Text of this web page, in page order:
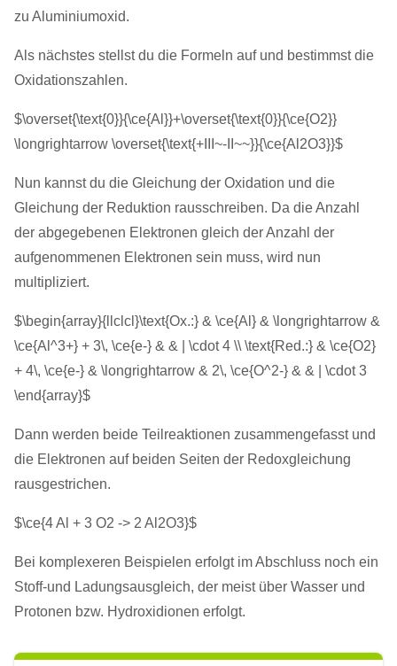
zu Aluminiumoxid.
Als nächstes stellst du die Formeln auf und bestimmst die
Oxidationszahlen.
$\overset{\text{0}}{\ce{Al}}+\overset{\text{0}}{\ce{O2}}
\longrightarrow \overset{\text{+III~-II~~}}{\ce{Al2O3}}$
Nun kannst du die Gleichung der Oxidation und die
Gleichung der Reduktion rausschreiben. Da die Anzahl
der abgegebenen Elektronen gleich der Anzahl der
aufgenommenen Elektronen sein muss, wird nun
multipliziert.
$\begin{array}{llclcl}\text{Ox.:} & \ce{Al} & \longrightarrow &
\ce{Al^3+} + 3\, \ce{e-} & & | \cdot 4 \\ \text{Red.:} & \ce{O2}
+ 4\, \ce{e-} & \longrightarrow & 2\, \ce{O^2-} & & | \cdot 3
\end{array}$
Dann werden beide Teilreaktionen zusammengefasst und
die Elektronen auf beiden Seiten der Redoxgleichung
rausgestrichen.
$\ce{4 Al + 3 O2 -> 2 Al2O3}$
Bei komplexeren Beispielen erfolgt im Abschluss noch ein
Stoff-und Ladungsausgleich, der meist über Wasser und
Protonen bzw. Hydroxidionen erfolgt.